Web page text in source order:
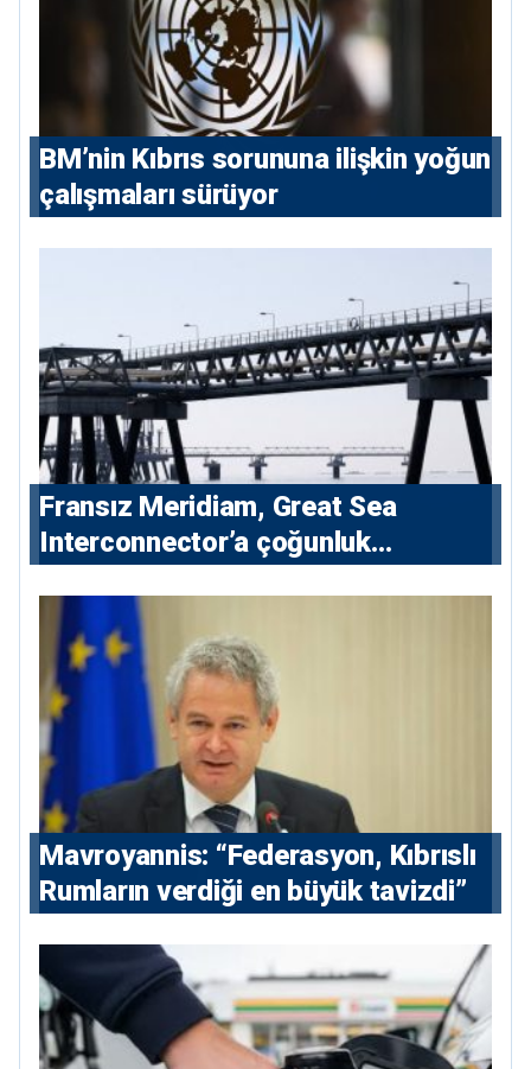
BM’nin Kıbrıs sorununa ilişkin yoğun
çalışmaları sürüyor
Fransız Meridiam, Great Sea
Interconnector’a çoğunluk
Mavroyannis: “Federasyon, Kıbrıslı
Rumların verdiği en büyük tavizdi”